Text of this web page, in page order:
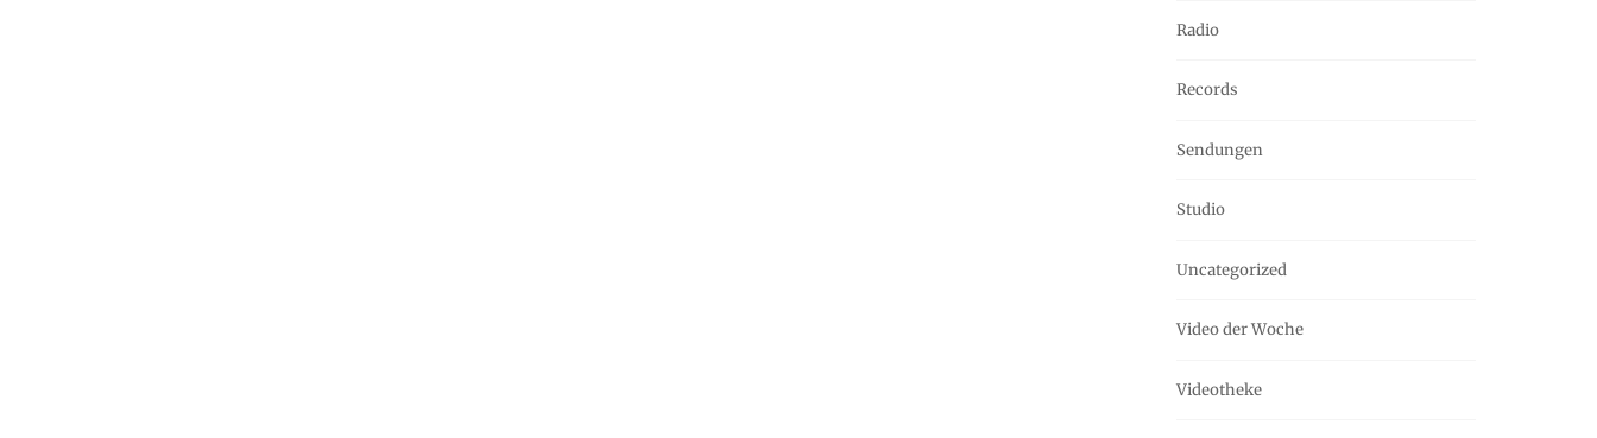
Radio
Records
Sendungen
Studio
Uncategorized
Video der Woche
Videotheke